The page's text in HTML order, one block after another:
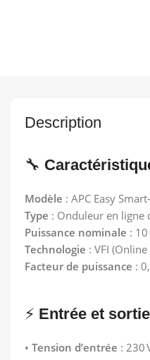
Description
🔧
Modèle : APC Easy
Type : Onduleur en
Puissance nominale :
Technologie : VFI
Facteur de puissance :
⚡ Entrée et
• Tension d’entrée : 230